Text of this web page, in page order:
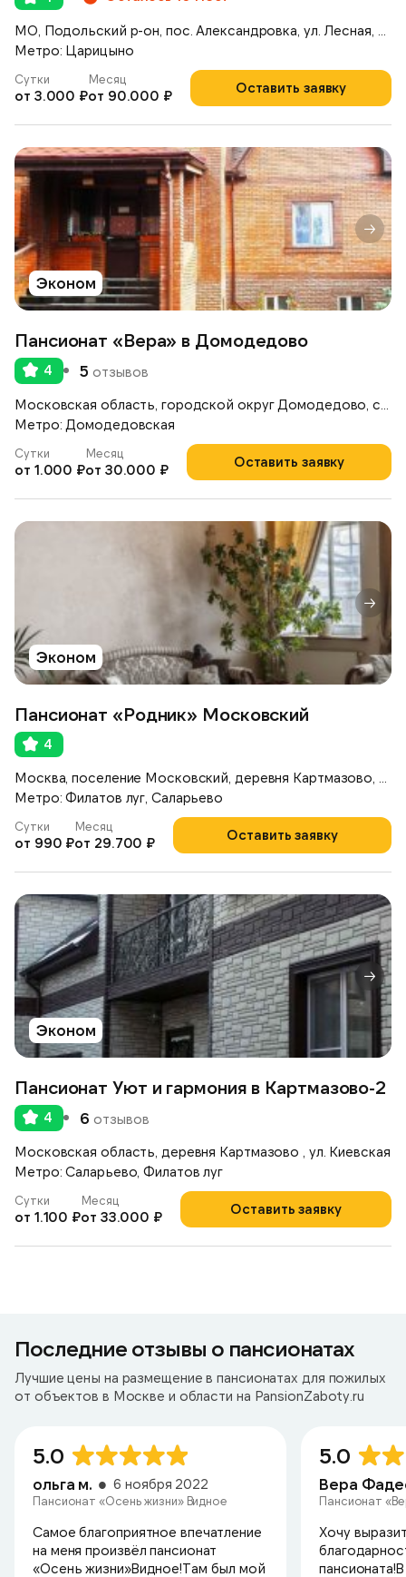
Метро: Царицыно
Оставить заявку
Сутки
от 3.000 ₽
Месяц
от 90.000 ₽
Эконом
Пансионат «Вера» в Домодедово
4 5 отзывов
Метро: Домодедовская
Оставить заявку
Сутки
от 1.000 ₽
Месяц
от 30.000 ₽
Эконом
Пансионат «Родник» Московский
4
Метро: Филатов луг, Саларьево
Оставить заявку
Сутки
от 990 ₽
Месяц
от 29.700 ₽
Эконом
Пансионат Уют и гармония в Картмазово-2
4 6 отзывов
Московская область, деревня Картмазово , ул. Киевская
Метро: Саларьево, Филатов луг
Оставить заявку
Сутки
от 1.100 ₽
Месяц
от 33.000 ₽
Последние отзывы о пансионатах
Лучшие цены на размещение в пансионатах для пожилых
от объектов в Москве и области на PansionZaboty.ru
5.0
ольга м. 6 ноября 2022
Пансионат «Осень жизни» Видное
Самое благоприятное впечатление
на меня произвёл пансионат
«Осень жизни»Видное!Там был мой
5.0
Вера
Пансионат
Хочу